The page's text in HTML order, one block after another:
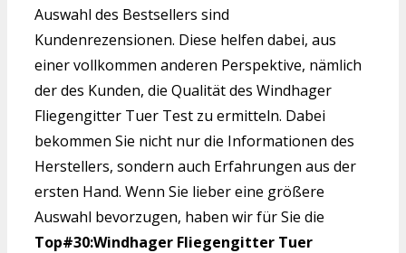
Auswahl des Bestsellers sind
Kundenrezensionen. Diese helfen dabei, aus
einer vollkommen anderen Perspektive, nämlich
der des Kunden, die Qualität des Windhager
Fliegengitter Tuer Test zu ermitteln. Dabei
bekommen Sie nicht nur die Informationen des
Herstellers, sondern auch Erfahrungen aus der
ersten Hand. Wenn Sie lieber eine größere
Auswahl bevorzugen, haben wir für Sie die
Top#30:Windhager Fliegengitter Tuer